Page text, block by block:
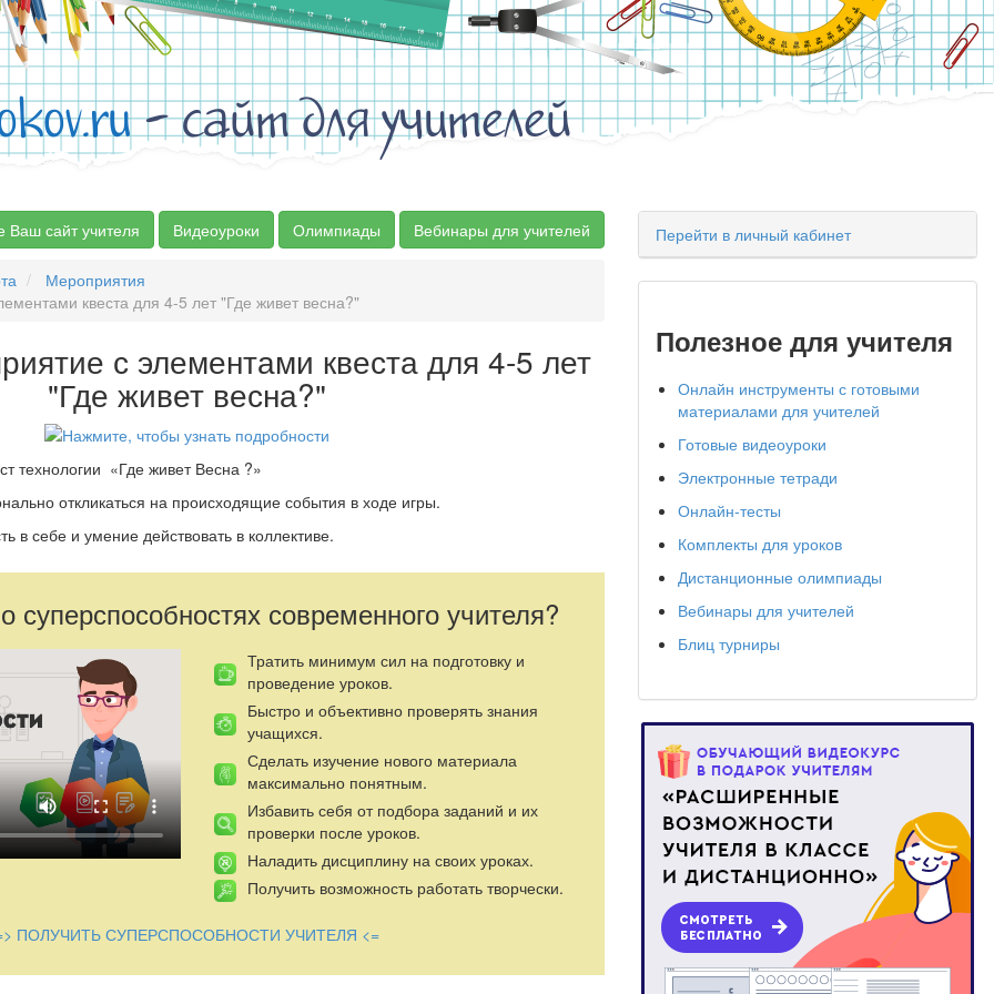
- сайт для учителей
Ваш сайт учителя Видеоуроки Олимпиады Вебинары для учителей
Мероприятия
квеста для 4-5 лет "Где живет весна?"
с элементами квеста для 4-5 лет
"Где живет весна?"
технологии «Где живет Весна ?»
откликаться на происходящие события в ходе игры.
в себе и умение действовать в коллективе.
представления детей о весенних изменениях в природе.
применять свои знания на практике и передавать их; самостоятельно
мышления.
память;
к природе.
в коллективе.
на прогулке за весенними признаками, чтение стихотворений и рассказов
аппликация по весенней тематике.
суперспособностях современного учителя?
Тратить минимум сил на подготовку и
проведение уроков.
Быстро и объективно проверять знания
учащихся.
Сделать изучение нового материала
максимально понятным.
Избавить себя от подбора заданий и их
проверки после уроков.
Наладить дисциплину на своих уроках.
Получить возможность работать творчески.
ПОЛУЧИТЬ СУПЕРСПОСОБНОСТИ УЧИТЕЛЯ <=
Перейти в личный кабинет
Полезное для учителя
Онлайн инструменты с готовыми
материалами для учителей
Готовые видеоуроки
Электронные тетради
Онлайн-тесты
Комплекты для уроков
Дистанционные олимпиады
Вебинары для учителей
Блиц турниры